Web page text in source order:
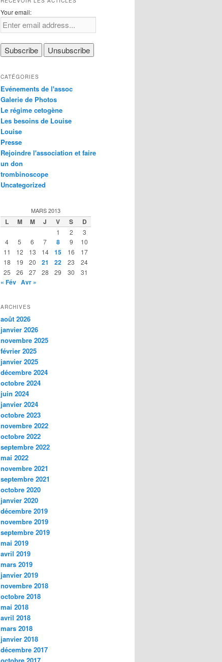
Your email:
CATÉGORIES
Evénements de l'assoc
Galerie de Photos
Le régime cetogène
Les besoins de Louise
Louise
Presse
Rejoindre l'association et faire
un don
trombinoscope
Uncategorized
MARS 2013
L M M J V S D
1 2
3
4
5 6 7 8 9
10
11
12 13 14 15 16
17
18
19 20 21 22 23
24
25
26 27 28 29 30 31
« Fév Avr »
ARCHIVES
août 2026
janvier 2026
novembre 2025
février 2025
janvier 2025
décembre 2024
octobre 2024
juin 2024
janvier 2024
octobre 2023
novembre 2022
octobre 2022
septembre 2022
mai 2022
novembre 2021
septembre 2021
octobre 2020
janvier 2020
décembre 2019
novembre 2019
septembre 2019
mai 2019
avril 2019
mars 2019
janvier 2019
novembre 2018
octobre 2018
mai 2018
avril 2018
mars 2018
janvier 2018
décembre 2017